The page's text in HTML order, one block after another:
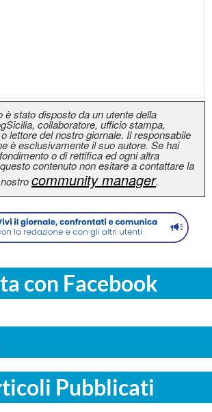
è stato disposto da un utente della
collaboratore, ufficio stampa,
lettore del nostro giornale. Il responsabile
è esclusivamente il suo autore. Se hai
o di rettifica ed ogni altra
contenuto non esitare a contattare la
community manager.
con Facebook
Pubblicati